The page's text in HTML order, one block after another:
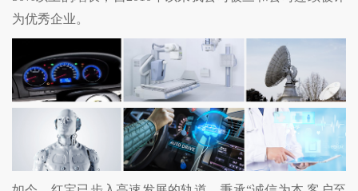
为优秀企业。